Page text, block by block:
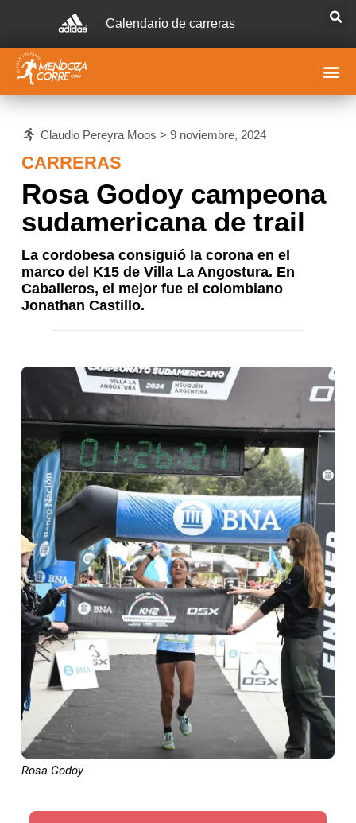
Calendario de carreras
Claudio Pereyra Moos > 9 noviembre, 2024
CARRERAS
Rosa Godoy campeona
sudamericana de trail
La cordobesa consiguió la corona en el
marco del K15 de Villa La Angostura. En
Caballeros, el mejor fue el colombiano
Jonathan Castillo.
Rosa Godoy.